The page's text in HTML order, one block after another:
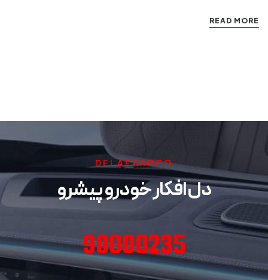
READ MORE
DELAFKARCO
دل افکار خودرو پیشرو
90000235